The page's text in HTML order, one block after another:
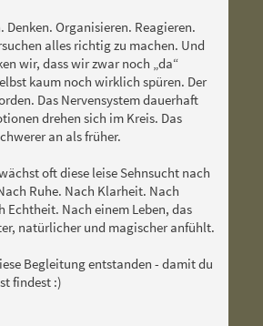
Organisieren. Reagieren.
alles richtig zu machen. Und
wir, dass wir zwar noch „da“
kaum noch wirklich spüren. Der
Das Nervensystem dauerhaft
drehen sich im Kreis. Das
an als früher.
oft diese leise Sehnsucht nach
Ruhe. Nach Klarheit. Nach
Echtheit. Nach einem Leben, das
natürlicher und magischer anfühlt.
Begleitung entstanden - damit du
findest :)